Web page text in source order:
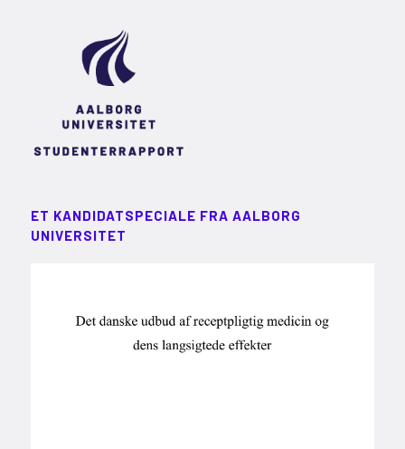
ET KANDIDATSPECIALE FRA AALBORG
UNIVERSITET